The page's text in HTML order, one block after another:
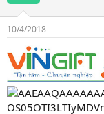
ả
10/4/2018